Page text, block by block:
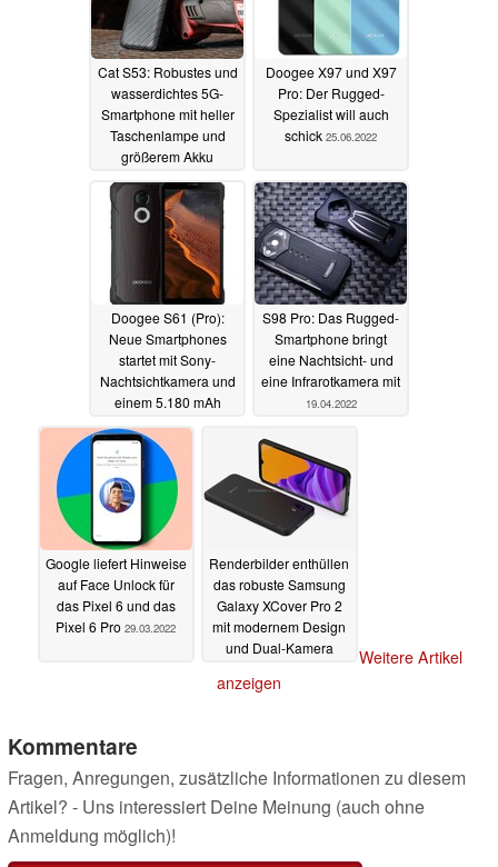
Cat S53: Robustes und
wasserdichtes 5G-
Smartphone mit heller
Taschenlampe und
größerem Akku
19.07.2022
Doogee X97 und X97
Pro: Der Rugged-
Spezialist will auch
schick 25.06.2022
Doogee S61 (Pro):
Neue Smartphones
startet mit Sony-
Nachtsichtkamera und
einem 5.180 mAh
19.06.2022
S98 Pro: Das Rugged-
Smartphone bringt
eine Nachtsicht- und
eine Infrarotkamera mit
19.04.2022
Google liefert Hinweise
auf Face Unlock für
das Pixel 6 und das
Pixel 6 Pro 29.03.2022
Renderbilder enthüllen
das robuste Samsung
Galaxy XCover Pro 2
mit modernem Design
und Dual-Kamera
Weitere Artikel
anzeigen
Kommentare
Fragen, Anregungen, zusätzliche Informationen zu diesem
Artikel? - Uns interessiert Deine Meinung (auch ohne
Anmeldung möglich)!